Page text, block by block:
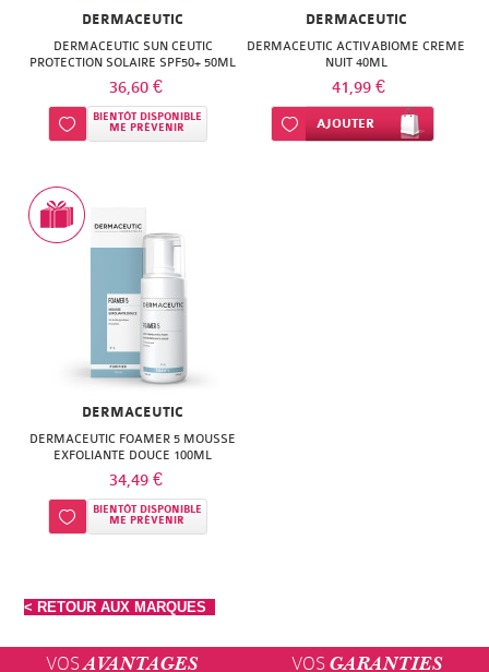
DERMACEUTIC
DERMACEUTIC SUN CEUTIC
PROTECTION SOLAIRE SPF50+ 50ML
36,60 €
Ajouter à ma liste d’envie
BIENTÔT DISPONIBLE
ME PRÉVENIR
DERMACEUTIC
DERMACEUTIC ACTIVABIOME CREME
NUIT 40ML
41,99 €
Ajouter à ma liste d’envie
AJOUTER
DERMACEUTIC
DERMACEUTIC FOAMER 5 MOUSSE
EXFOLIANTE DOUCE 100ML
34,49 €
Ajouter à ma liste d’envie
BIENTÔT DISPONIBLE
ME PRÉVENIR
< RETOUR AUX MARQUES
VOS AVANTAGES VOS GARANTIES